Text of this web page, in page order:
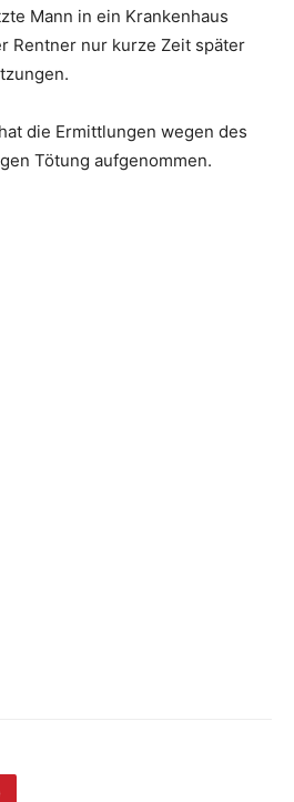
Mann in ein Krankenhaus
Rentner nur kurze Zeit später
die Ermittlungen wegen des
Tötung aufgenommen.